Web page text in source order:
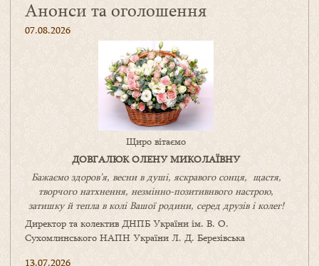
Анонси та оголошення
07.08.2026
Щиро вітаємо
ДОВГАЛЮК ОЛЕНУ МИКОЛАЇВНУ
Бажаємо здоров’я, весни в душі, яскравого сонця, щастя,
творчого натхнення, незмінно-позитивнвого настрою,
затишкуйтепла в коліВашоїродини, серед друзів і колег!
Директор та колектив ДНПБ України ім. В. О.
Сухомлинського НАПН України Л. Д. Березівська
13.07.2026